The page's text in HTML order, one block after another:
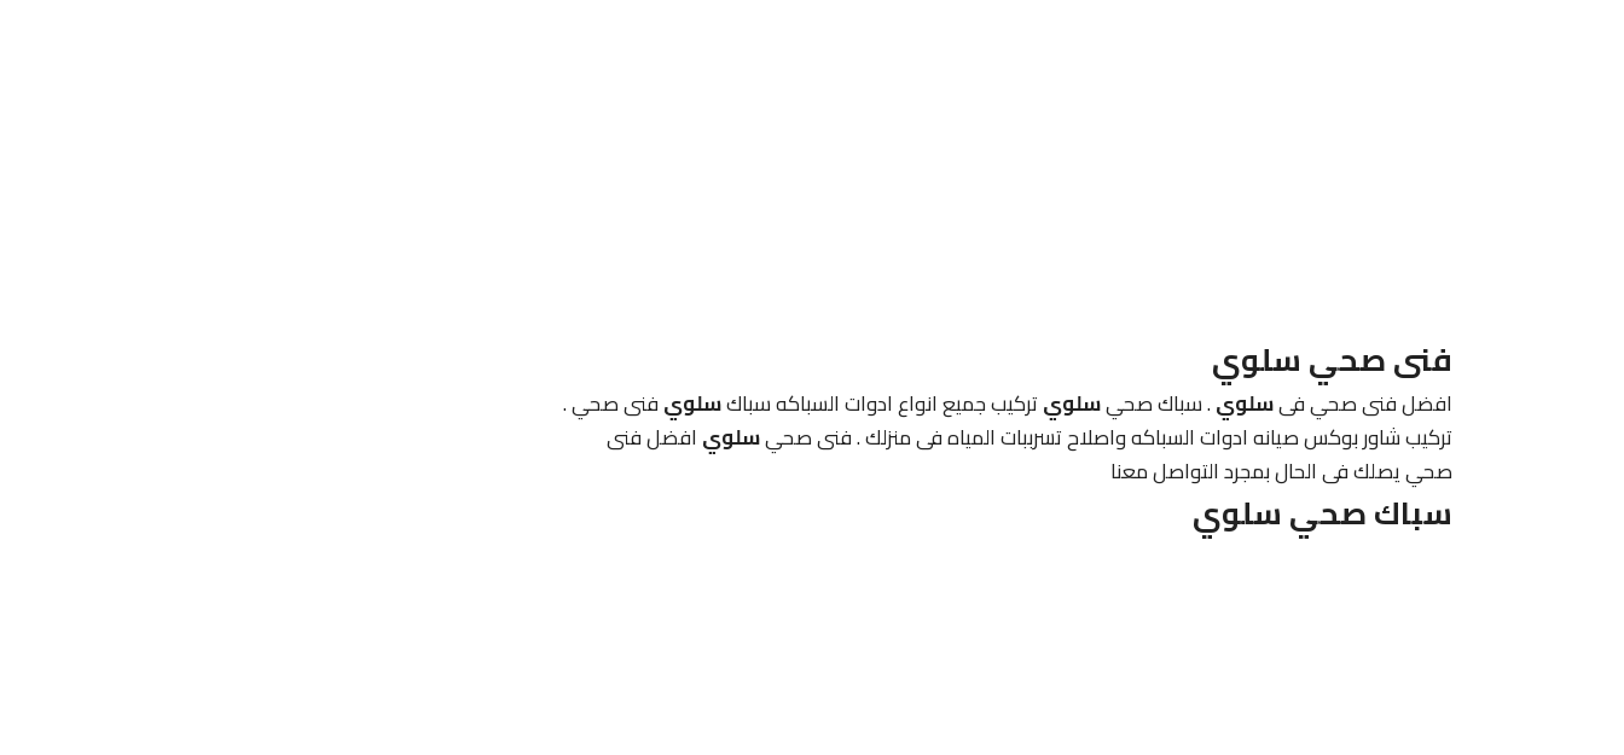
فنى صحيسلوي
افضل فنى صحي فىسلوي. سباك صحيسلويتركيب جميع انواع ادوات السباكه سباكسلويفنى صحي .
تركيب شاور بوكس صيانه ادوات السباكه واصلاح تسرببات المياه فى منزلك . فنى صحيسلوي افضل فنى
صحي يصلك فى الحال بمجرد التواصل معنا
سباك صحيسلوي